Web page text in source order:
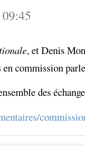
, et Denis
commission
des